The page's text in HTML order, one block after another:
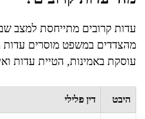
עדות קרובים מתייחסת למצב
מהצדדים במשפט מוסרים
עוסקת באמינות, הטיית עדות
היבט דין פלילי